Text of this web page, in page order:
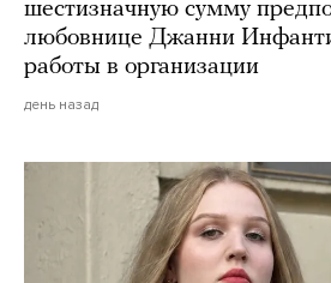
шестизначную сумму
любовнице Джанни
работы в организации
день назад